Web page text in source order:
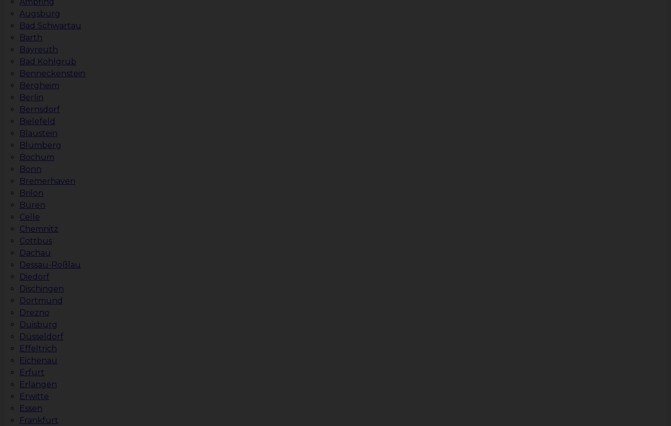
Ampfing
Augsburg
Bad Schwartau
Barth
Bayreuth
Bad Kohlgrub
Benneckenstein
Bergheim
Berlin
Bernsdorf
Bielefeld
Blaustein
Blumberg
Bochum
Bonn
Bremerhaven
Brilon
Büren
Celle
Chemnitz
Cottbus
Dachau
Dessau-Roßlau
Diedorf
Dischingen
Dortmund
Drezno
Duisburg
Düsseldorf
Effeltrich
Eichenau
Erfurt
Erlangen
Erwitte
Essen
Frankfurt